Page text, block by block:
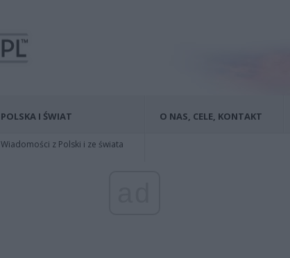
POLSKA I ŚWIAT
Wiadomości z Polski i ze świata
O NAS, CELE, KONTAKT